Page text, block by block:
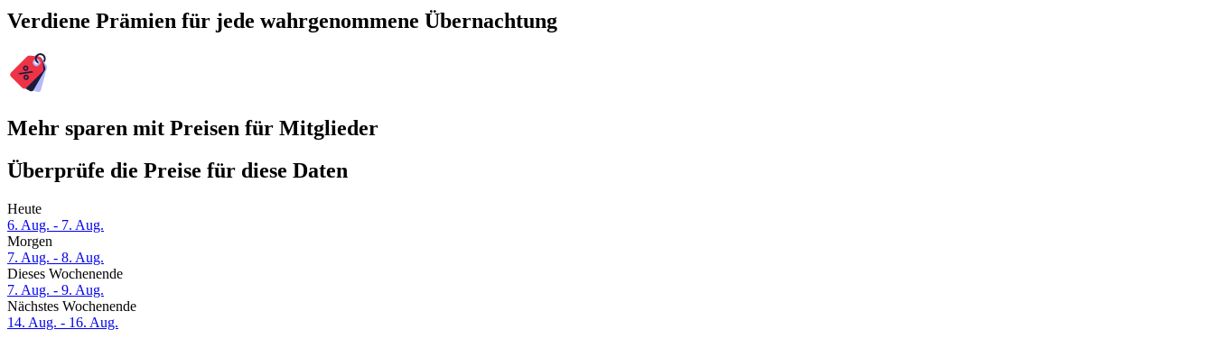
Verdiene Prämien für jede wahrgenommene Übernachtung
Mehr sparen mit Preisen für Mitglieder
Überprüfe die Preise für diese Daten
Heute
6. Aug. - 7. Aug.
Morgen
7. Aug. - 8. Aug.
Dieses Wochenende
7. Aug. - 9. Aug.
Nächstes Wochenende
14. Aug. - 16. Aug.